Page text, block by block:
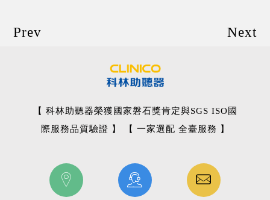
Prev Next
【 科林助聽器榮獲國家磐石獎肯定與SGS ISO國
際服務品質驗證 】 【 一家選配 全臺服務 】